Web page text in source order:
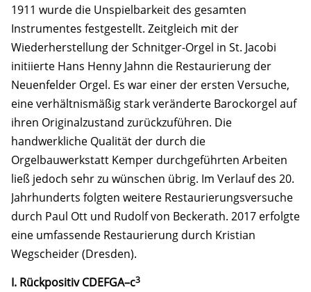
1911 wurde die Unspielbarkeit des gesamten
Instrumentes festgestellt. Zeitgleich mit der
Wiederherstellung der Schnitger-Orgel in St. Jacobi
initiierte Hans Henny Jahnn die Restaurierung der
Neuenfelder Orgel. Es war einer der ersten Versuche,
eine verhältnismäßig stark veränderte Barockorgel auf
ihren Originalzustand zurückzuführen. Die
handwerkliche Qualität der durch die
Orgelbauwerkstatt Kemper durchgeführten Arbeiten
ließ jedoch sehr zu wünschen übrig. Im Verlauf des 20.
Jahrhunderts folgten weitere Restaurierungsversuche
durch Paul Ott und Rudolf von Beckerath. 2017 erfolgte
eine umfassende Restaurierung durch Kristian
Wegscheider (Dresden).
I. Rückpositiv CDEFGA–c3